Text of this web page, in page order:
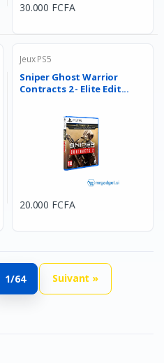
30.000 FCFA
Jeux PS5
Sniper Ghost Warrior
Contracts 2 - Elite Edit...
20.000 FCFA
1/64 Suivant »